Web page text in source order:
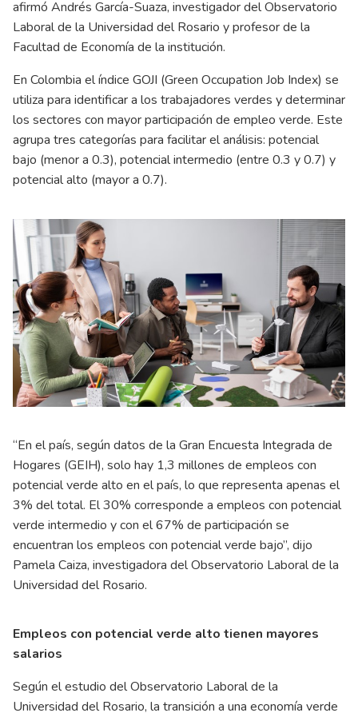
afirmó Andrés García-Suaza, investigador del Observatorio
Laboral de la Universidad del Rosario y profesor de la
Facultad de Economía de la institución.
En Colombia el índice GOJI (Green Occupation Job Index) se
utiliza para identificar a los trabajadores verdes y determinar
los sectores con mayor participación de empleo verde. Este
agrupa tres categorías para facilitar el análisis: potencial
bajo (menor a 0.3), potencial intermedio (entre 0.3 y 0.7) y
potencial alto (mayor a 0.7).
“En el país, según datos de la Gran Encuesta Integrada de
Hogares (GEIH), solo hay 1,3 millones de empleos con
potencial verde alto en el país, lo que representa apenas el
3% del total. El 30% corresponde a empleos con potencial
verde intermedio y con el 67% de participación se
encuentran los empleos con potencial verde bajo”, dijo
Pamela Caiza, investigadora del Observatorio Laboral de la
Universidad del Rosario.
Empleos con potencial verde alto tienen mayores
salarios
Según el estudio del Observatorio Laboral de la
Universidad del Rosario, la transición a una economía verde